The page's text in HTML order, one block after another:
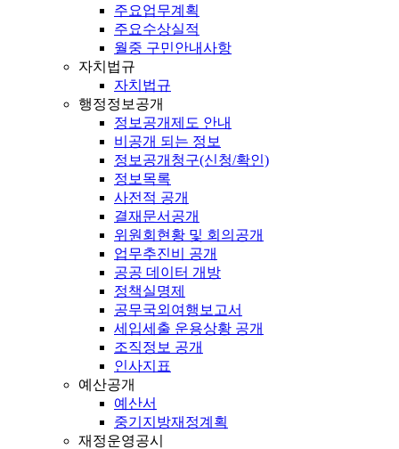
주요업무계획
주요수상실적
월중 구민안내사항
자치법규
자치법규
행정정보공개
정보공개제도 안내
비공개 되는 정보
정보공개청구(신청/확인)
정보목록
사전적 공개
결재문서공개
위원회현황 및 회의공개
업무추진비 공개
공공 데이터 개방
정책실명제
공무국외여행보고서
세입세출 운용상황 공개
조직정보 공개
인사지표
예산공개
예산서
중기지방재정계획
재정운영공시